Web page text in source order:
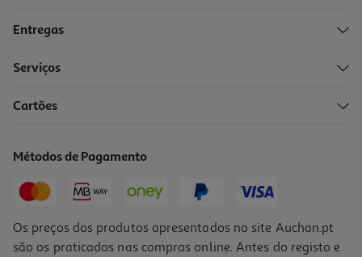
Entregas
Serviços
Cartões
Métodos de Pagamento
Os preços dos produtos apresentados no site Auchan.pt
são os praticados nas compras online. Antes do registo e